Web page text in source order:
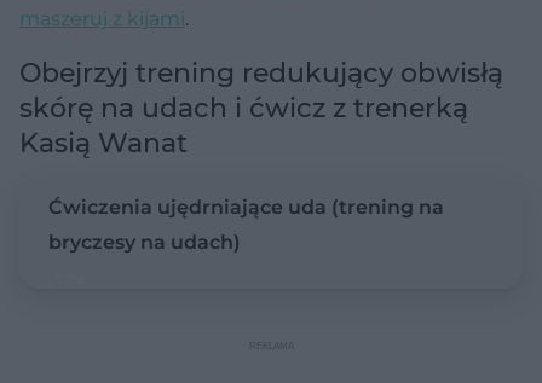
maszeruj z kijami.
Obejrzyj trening redukujący obwisłą
skórę na udach i ćwicz z trenerką
Kasią Wanat
Ćwiczenia ujędrniające uda (trening na
bryczesy na udach)